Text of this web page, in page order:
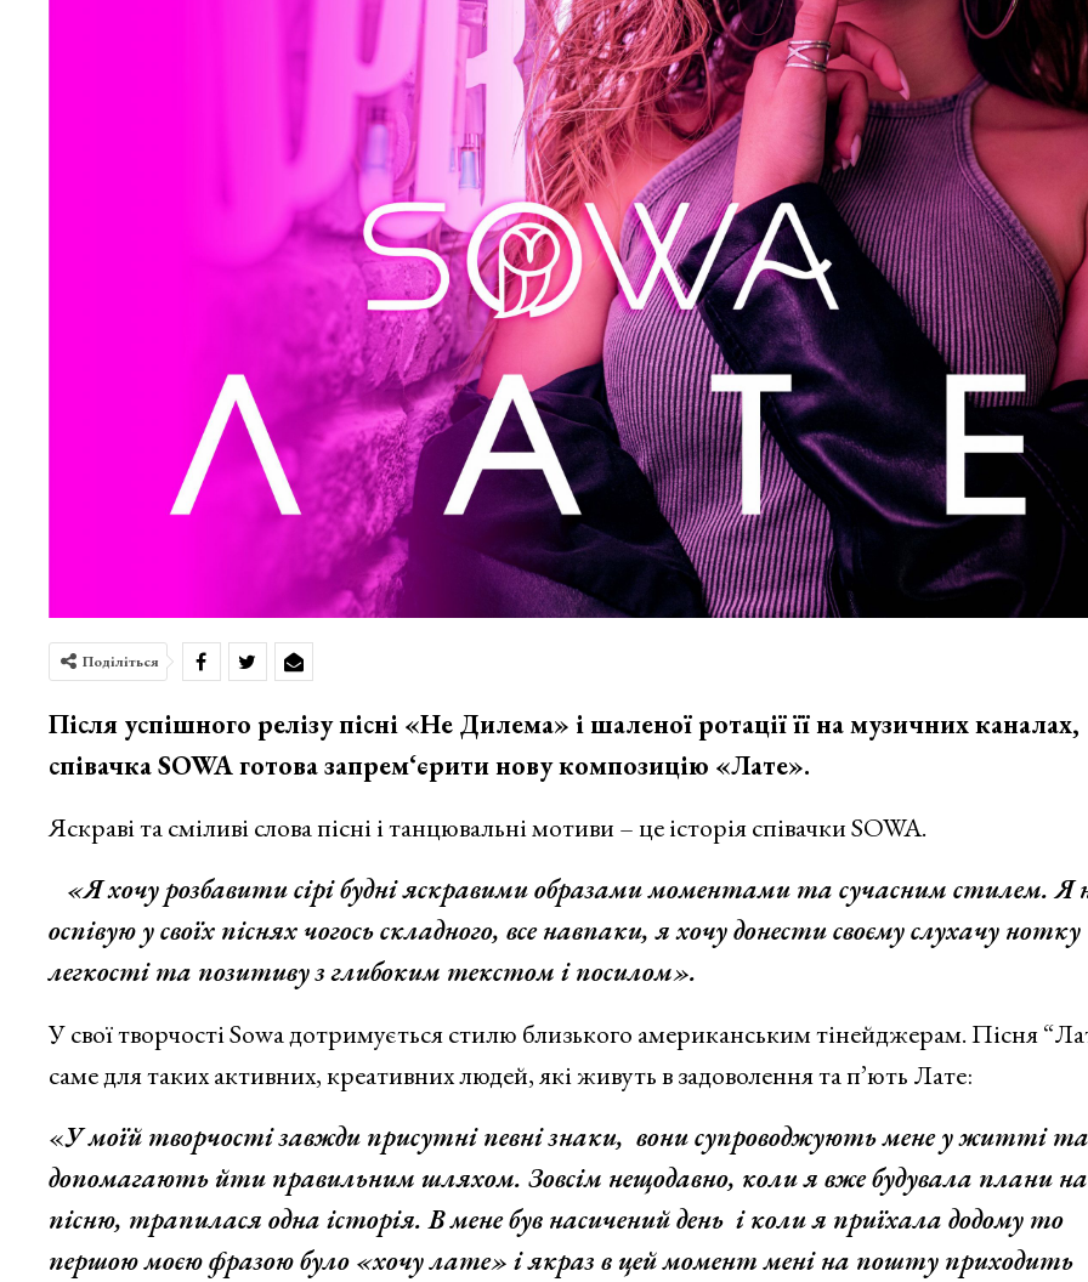
Поділіться
Після успішного релізу пісні «Не Дилема» і шаленої ротації її на музичних каналах,
співачка SOWA готова запрем‘єрити нову композицію «Лате».
Яскраві та сміливі слова пісні і танцювальні мотиви – це історія співачки SOWA.
«Я хочу розбавити сірі будні яскравими образами моментами та сучасним стилем. Я
оспівую у своїх піснях чогось складного, все навпаки, я хочу донести своєму слухачу нотку
легкості та позитиву з глибоким текстом і посилом».
У свої творчості Sowa дотримується стилю близького американським тінейджерам. Пісня
саме для таких активних, креативних людей, які живуть в задоволення та п’ють Лате:
«У моїй творчості завжди присутні певні знаки, вони супроводжують мене у житті та
допомагають йти правильним шляхом. Зовсім нещодавно, коли я вже будувала плани
пісню, трапилася одна історія. В мене був насичений день і коли я приїхала додому то
першою моєю фразою було «хочу лате» і якраз в цей момент мені на пошту приходить